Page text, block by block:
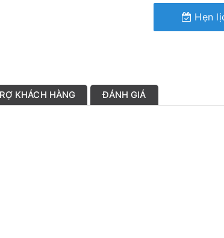
Hẹn
KHÁCH HÀNG ĐÁNH GIÁ